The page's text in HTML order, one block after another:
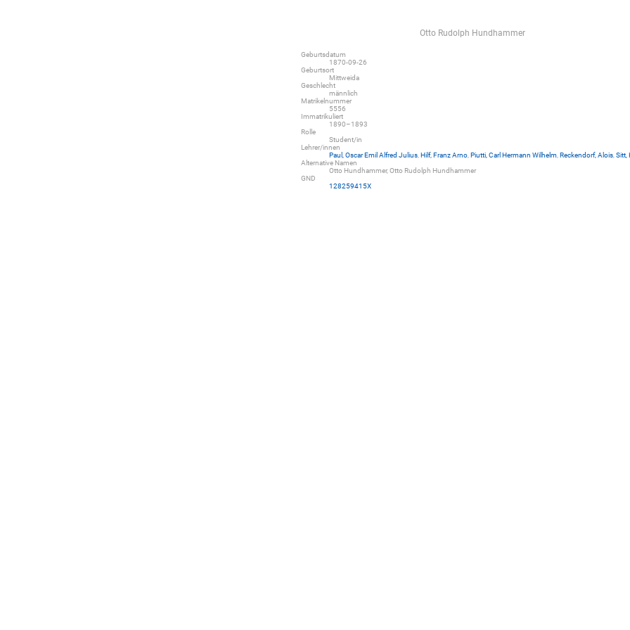
Otto Rudolph Hundhammer
Geburtsdatum
1870-09-26
Geburtsort
Mittweida
Geschlecht
männlich
Matrikelnummer
5556
Immatrikuliert
1890–1893
Rolle
Student/in
Lehrer/innen
Paul, Oscar Emil Alfred Julius, Hilf, Franz Arno, Piutti, Carl Hermann Wilhelm, Reckendorf, Alois, Sitt,
Alternative Namen
Otto Hundhammer, Otto Rudolph Hundhammer
GND
128259415X